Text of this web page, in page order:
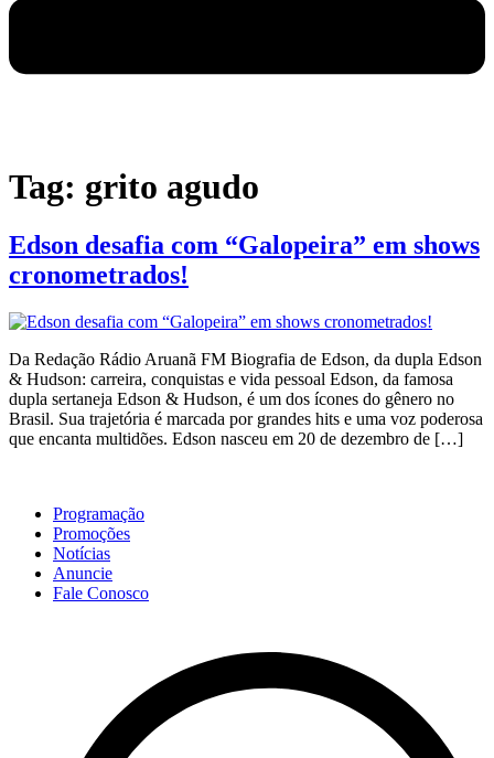
Tag: grito agudo
Edson desafia com “Galopeira” em shows
cronometrados!
Da Redação Rádio Aruanã FM Biografia de Edson, da dupla Edson
& Hudson: carreira, conquistas e vida pessoal Edson, da famosa
dupla sertaneja Edson & Hudson, é um dos ícones do gênero no
Brasil. Sua trajetória é marcada por grandes hits e uma voz poderosa
que encanta multidões. Edson nasceu em 20 de dezembro de […]
Programação
Promoções
Notícias
Anuncie
Fale Conosco